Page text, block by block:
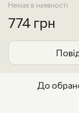
Немає в наявності
774 грн
До